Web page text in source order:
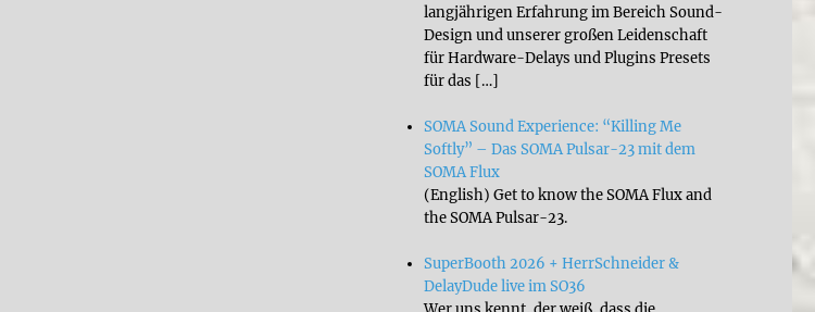
langjährigen Erfahrung im Bereich Sound-
Design und unserer großen Leidenschaft
für Hardware-Delays und Plugins Presets
für das […]
SOMA Sound Experience: “Killing Me
Softly” – Das SOMA Pulsar-23 mit dem
SOMA Flux
(English) Get to know the SOMA Flux and
the SOMA Pulsar-23.
SuperBooth 2026 + HerrSchneider &
DelayDude live im SO36